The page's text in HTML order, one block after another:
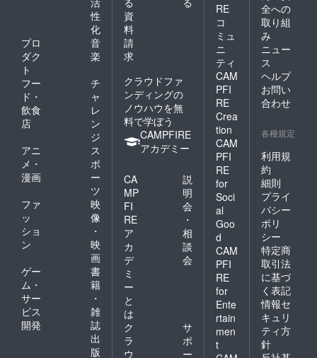
性
化
プロ
ダク
ト
音
楽
フー
ド・
飲食
店
チ
ャ
レ
ン
ジ
アニ
メ・
漫画
ス
ポ
ー
ツ
ファ
ッ
ショ
ン
映
像
・
映
画
ゲー
ム・
サー
ビス
開発
書
籍
・
雑
誌
出
版
資
料
請
求
クラウドファ
ンディングの
ノウハウを無
料で学ぼう
CAMPFIRE
アカデミー
CA
MP
FI
RE
ア
カ
デ
ミ
ー
と
は
説
明
会
・
相
談
会
ク
ラ
ウ
サ
ポ
ー
RE
コ
ミュ
ニ
ティ
CAM
PFI
RE
Crea
tion
CAM
PFI
RE
for
Soci
al
Goo
d
CAM
PFI
RE
for
Ente
rtain
men
t
全への
取り組
み
ニュー
ス
ヘルプ
お問い
合わせ
各種規定
利用規
約
細則
プライ
バシー
ポリ
シー
特定商
取引法
に基づ
く表記
情報セ
キュリ
ティ方
針